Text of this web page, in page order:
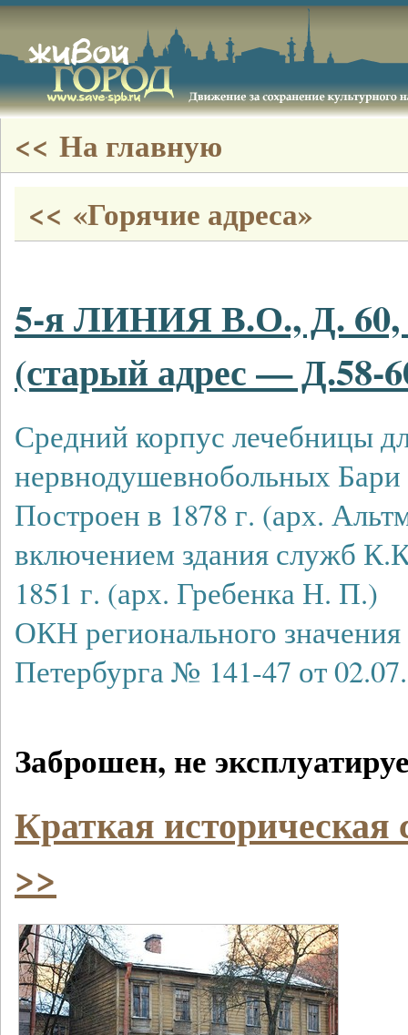
<< На главную
<< «Горячие адреса»
5-я ЛИНИЯ В.О., Д. 60,
(старый адрес — Д.58-
Средний корпус лечебницы
нервнодушевнобольных
Построен в 1878 г. (арх.
включением здания служб
1851 г. (арх. Гребенка Н. П.)
ОКН регионального
Петербурга № 141-47 от
Заброшен, не
Краткая историческая
>>